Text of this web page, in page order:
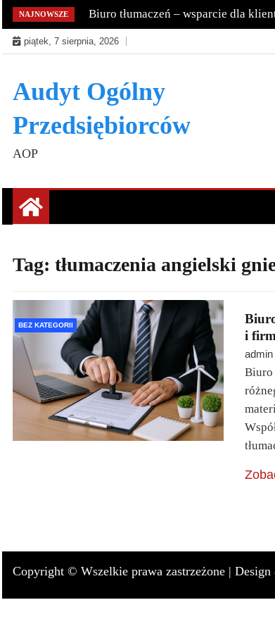
Skip
to
content
NAJNOWSZE Biuro tłumaczeń – wsparcie dla
piątek, 7 sierpnia, 2026
Audyt Ogólny
Przedsiębiorców
AOP
Tag: tłumaczenia angielski
BEZ KATEGORII
i firm
admin
Biuro
Copyright © Wszelkie prawa zastrzeżone | Design